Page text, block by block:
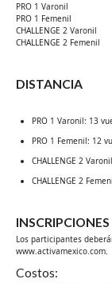
PRO 1 Varonil
PRO 1 Femenil
CHALLENGE 2 Varonil
CHALLENGE 2 Femenil
DISTANCIA
PRO 1 Varonil: 13
PRO 1 Femenil: 12
CHALLENGE 2
CHALLENGE 2
INSCRIPCIONES
Los participantes
www.activamexico.com.
Costos: